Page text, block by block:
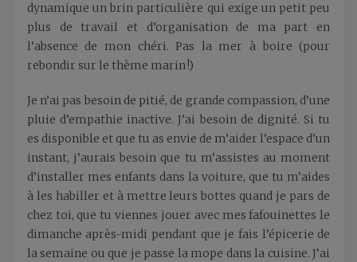
dynamique un brin particulière qui exige un petit peu
plus de travail et d’organisation de ma part en
l’absence de mon chéri. Pas la mer à boire (pour
rebondir sur le thème marin !)
Je n’ai pas besoin de pitié, de grande compassion, d’une
pluie d’empathie inactive. J’ai besoin de dignité. Si tu
es disponible et que tu as envie de m’aider l’espace d’un
instant, j’aurais besoin que tu m’assistes au moment
d’installer mes enfants dans la voiture, que tu m’aides
à les habiller et à mettre leurs bottes quand je pars de
chez toi, que tu viennes jouer avec mes fafouinettes le
dimanche après-midi pendant que je fais l’épicerie de
la semaine ou que je passe la mope dans la cuisine. J’ai